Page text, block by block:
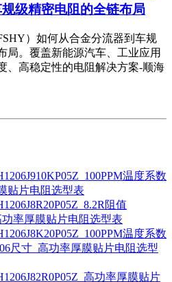
级精密电阻的全链布局
）如何从合金分流器到车规
局。覆盖新能源汽车、工业应用
、高稳定性的电阻解决方案-顺海
温度系数
贴片电阻选型表
阻值
功率厚膜贴片电阻选型表
温度系数
尺寸_高功率厚膜贴片电阻选型
高功率厚膜贴片